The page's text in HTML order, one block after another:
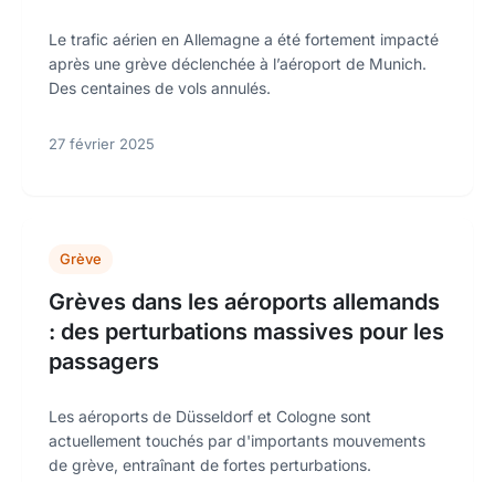
Le trafic aérien en Allemagne a été fortement impacté
après une grève déclenchée à l’aéroport de Munich.
Des centaines de vols annulés.
27 février 2025
Grève
Grèves dans les aéroports allemands
: des perturbations massives pour les
passagers
Les aéroports de Düsseldorf et Cologne sont
actuellement touchés par d'importants mouvements
de grève, entraînant de fortes perturbations.